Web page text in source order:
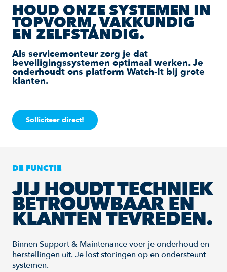
HOUD ONZE SYSTEMEN IN
TOPVORM, VAKKUNDIG
EN ZELFSTANDIG.
Als servicemonteur zorg je dat
beveiligingssystemen optimaal werken. Je
onderhoudt ons platform Watch-It bij grote
klanten.
Solliciteer direct!
DE FUNCTIE
JIJ HOUDT TECHNIEK
BETROUWBAAR EN
KLANTEN TEVREDEN.
Binnen Support & Maintenance voer je onderhoud en
herstellingen uit. Je lost storingen op en ondersteunt
systemen.